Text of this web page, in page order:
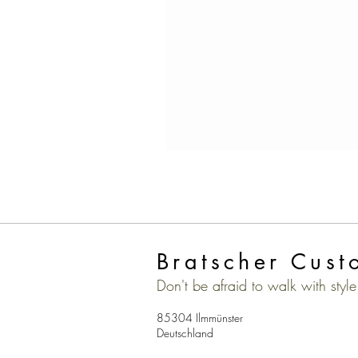
Bratscher
Don't be afraid to walk with
85304 Ilmmünster
Deutschland